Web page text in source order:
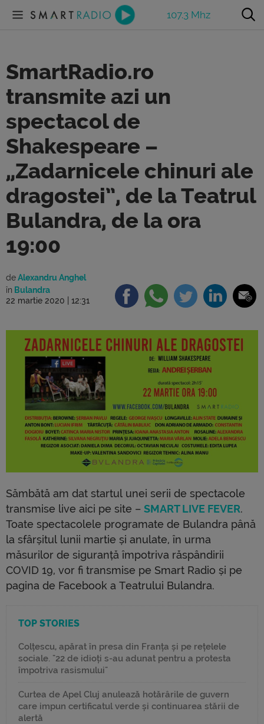
107.3 Mhz
SmartRadio.ro
transmite azi un
spectacol de
Shakespeare –
„Zadarnicele chinuri ale
dragostei”, de la Teatrul
Bulandra, de la ora
19:00
deAlexandru Anghel
în Bulandra
22 martie 2020 | 12:31
Sămbătă am dat startul unei serii de spectacole
transmise live aici pe site – SMART LIVE FEVER.
Toate spectacolele programate de Bulandra până
la sfârșitul lunii martie și anulate, în urma
măsurilor de siguranță împotriva răspândirii
COVID 19, vor fi transmise pe Smart Radio și pe
pagina de Facebook a Teatrului Bulandra.
TOP STORIES
Colțescu, apărat în presa din Franța și pe rețelele
sociale. "22 de idioți s-au adunat pentru a protesta
împotriva rasismului"
Curtea de Apel Cluj anulează hotărârile de guvern
care impun certificatul verde și continuarea stării de
alertă